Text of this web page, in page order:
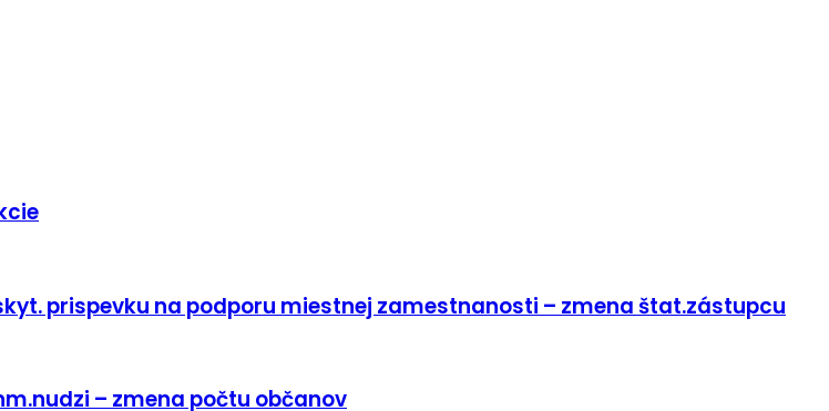
prispevku na podporu miestnej zamestnanosti – zmena štat.zástupcu
– zmena počtu občanov